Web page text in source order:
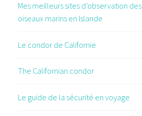
Mes meilleurs sites d’observation des
oiseaux marins en Islande
Le condor de Californie
The Californian condor
Le guide de la sécurité en voyage